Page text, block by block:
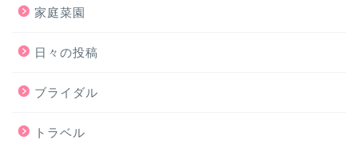
家庭菜園
日々の投稿
ブライダル
トラベル